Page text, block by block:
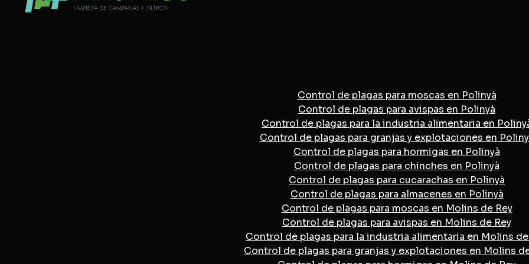
Control de plagas para moscas en Polinyà
Control de plagas para avispas en Polinyà
Control de plagas para la industria alimentaria en
Control de plagas para granjas y explotaciones en
Control de plagas para hormigas en Polinyà
Control de plagas para chinches en Polinyà
Control de plagas para cucarachas en Polinyà
Control de plagas para almacenes en Polinyà
Control de plagas para moscas en Molins de Rey
Control de plagas para avispas en Molins de Rey
Control de plagas para la industria alimentaria en Molins de
Control de plagas para granjas y explotaciones en Molins